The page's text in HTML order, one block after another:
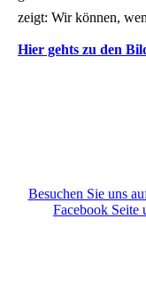
zeigt: Wir können,
Hier gehts zu den
Besuchen Sie uns
Facebook Seite